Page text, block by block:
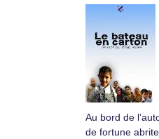
Au bord de
de fortune